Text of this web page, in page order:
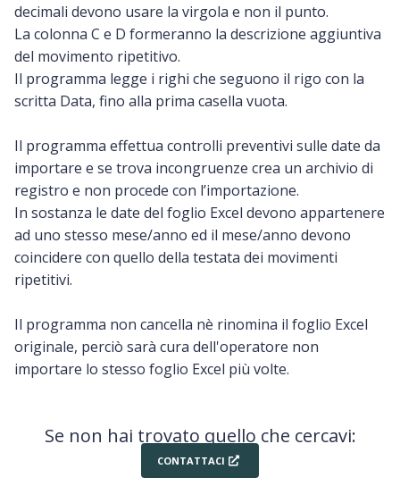
decimali devono usare la virgola e non il punto.
La colonna C e D formeranno la descrizione aggiuntiva
del movimento ripetitivo.
Il programma legge i righi che seguono il rigo con la
scritta Data, fino alla prima casella vuota.
Il programma effettua controlli preventivi sulle date da
importare e se trova incongruenze crea un archivio di
registro e non procede con l’importazione.
In sostanza le date del foglio Excel devono appartenere
ad uno stesso mese/anno ed il mese/anno devono
coincidere con quello della testata dei movimenti
ripetitivi.
Il programma non cancella nè rinomina il foglio Excel
originale, perciò sarà cura dell'operatore non
importare lo stesso foglio Excel più volte.
Se non hai trovato quello che cercavi:
CONTATTACI